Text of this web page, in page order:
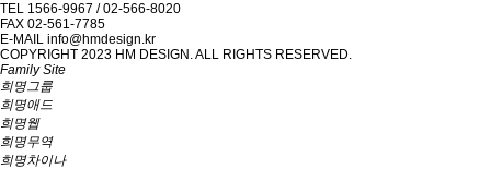
TEL 1566-9967 / 02-566-8020
FAX 02-561-7785
E-MAIL info@hmdesign.kr
COPYRIGHT 2023 HM DESIGN. ALL RIGHTS RESERVED.
Family Site
희명그룹
희명애드
희명웹
희명무역
희명차이나